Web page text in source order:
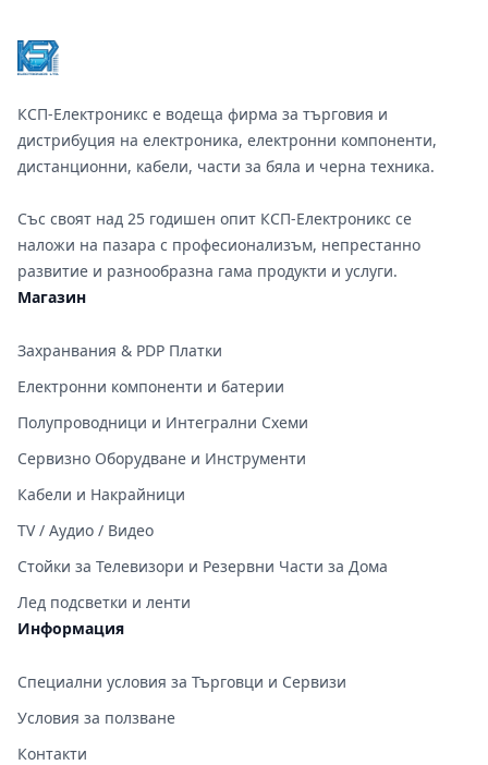
КСП-Електроникс е водеща фирма за търговия и
дистрибуция на електроника, електронни компоненти,
дистанционни, кабели, части за бяла и черна техника.
Със своят над 25 годишен опит КСП-Електроникс се
наложи на пазара с професионализъм, непрестанно
развитие и разнообразна гама продукти и услуги.
Магазин
Захранвания & PDP Платки
Електронни компоненти и батерии
Полупроводници и Интегрални Схеми
Сервизно Оборудване и Инструменти
Кабели и Накрайници
TV / Аудио / Видео
Стойки за Телевизори и Резервни Части за Дома
Лед подсветки и ленти
Информация
Специални условия за Търговци и Сервизи
Условия за ползване
Контакти